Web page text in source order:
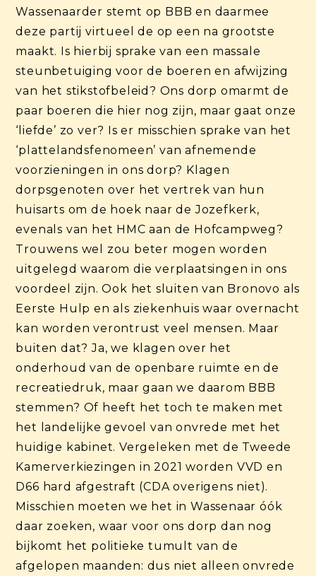
Wassenaarder stemt op BBB en daarmee
deze partij virtueel de op een na grootste
maakt. Is hierbij sprake van een massale
steunbetuiging voor de boeren en afwijzing
van het stikstofbeleid? Ons dorp omarmt de
paar boeren die hier nog zijn, maar gaat onze
‘liefde’ zo ver? Is er misschien sprake van het
‘plattelandsfenomeen’ van afnemende
voorzieningen in ons dorp? Klagen
dorpsgenoten over het vertrek van hun
huisarts om de hoek naar de Jozefkerk,
evenals van het HMC aan de Hofcampweg?
Trouwens wel zou beter mogen worden
uitgelegd waarom die verplaatsingen in ons
voordeel zijn. Ook het sluiten van Bronovo als
Eerste Hulp en als ziekenhuis waar overnacht
kan worden verontrust veel mensen. Maar
buiten dat? Ja, we klagen over het
onderhoud van de openbare ruimte en de
recreatiedruk, maar gaan we daarom BBB
stemmen? Of heeft het toch te maken met
het landelijke gevoel van onvrede met het
huidige kabinet. Vergeleken met de Tweede
Kamerverkiezingen in 2021 worden VVD en
D66 hard afgestraft (CDA overigens niet).
Misschien moeten we het in Wassenaar óók
daar zoeken, waar voor ons dorp dan nog
bijkomt het politieke tumult van de
afgelopen maanden: dus niet alleen onvrede